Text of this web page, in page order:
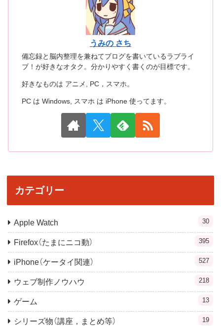
うみの さち
備忘録と脳内整理を兼ねてブログを書いているラブライ
ブ！が好きなオタク。分かりやすく書くのが目標です。
好きなものは アニメ, PC，スマホ。
PC は Windows, スマホ は iPhone 使ってます。
カテゴリー
Apple Watch 30
Firefox（たまにニコ動） 395
iPhone（ケータイ関連） 527
ウェブ制作ノウハウ 218
ゲーム 13
シリーズ物（講座，まとめ等） 19